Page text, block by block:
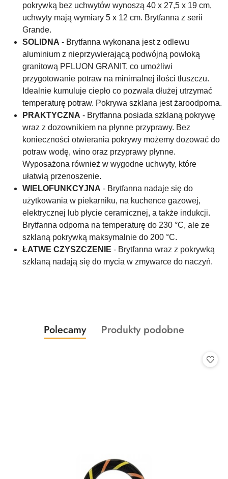
pokrywką bez uchwytów wynoszą 40 x 27,5 x 19 cm,
uchwyty mają wymiary 5 x 12 cm. Brytfanna z serii
Grande.
SOLIDNA - Brytfanna wykonana jest z odlewu
aluminium z nieprzywierającą podwójną powłoką
granitową PFLUON GRANIT, co umożliwi
przygotowanie potraw na minimalnej ilości tłuszczu.
Idealnie kumuluje ciepło co pozwala dłużej utrzymać
temperaturę potraw. Pokrywa szklana jest żaroodporna.
PRAKTYCZNA - Brytfanna posiada szklaną pokrywę
wraz z dozownikiem na płynne przyprawy. Bez
konieczności otwierania pokrywy możemy dozować do
potraw wodę, wino oraz przyprawy płynne.
Wyposażona również w wygodne uchwyty, które
ułatwią przenoszenie.
WIELOFUNKCYJNA - Brytfanna nadaje się do
użytkowania w piekarniku, na kuchence gazowej,
elektrycznej lub płycie ceramicznej, a także indukcji.
Brytfanna odporna na temperaturę do 230 °C, ale ze
szklaną pokrywką maksymalnie do 200 °C.
ŁATWE CZYSZCZENIE - Brytfanna wraz z pokrywką
szklaną nadają się do mycia w zmywarce do naczyń.
Pomiń karuzelę produktów
Produkty
o
Polecamy
Produkty
Produkty podobne